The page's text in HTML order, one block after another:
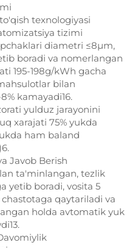
texnologiyasi
tizimi
diametri ≤8μm,
boradi va nomerlangan
195-198g/kWh gacha
bilan
kamayadi16.
yulduz jarayonini
xarajati 75% yukda
ham baland
Javob Berish
ta'minlangan, tezlik
yetib boradi, vosita 5
qaytariladi va
holda avtomatik yuk